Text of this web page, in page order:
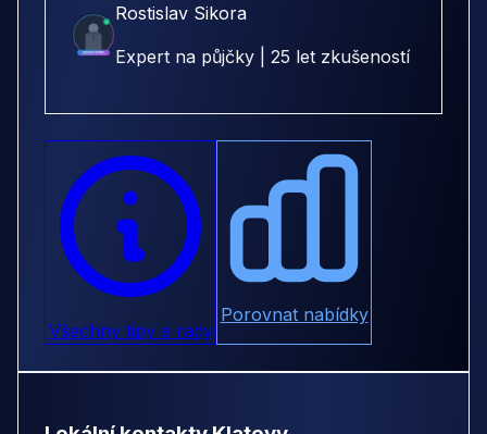
Rostislav Sikora
Expert na půjčky | 25 let zkušeností
Všechny tipy a rady
Porovnat nabídky